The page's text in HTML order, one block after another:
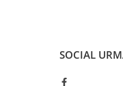
SOCIAL